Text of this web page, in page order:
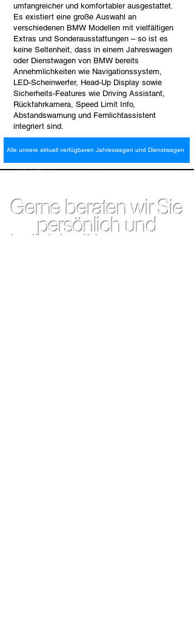
umfangreicher und komfortabler ausgestattet.
Es existiert eine große Auswahl an
verschiedenen BMW Modellen mit vielfältigen
Extras und Sonderausstattungen – so ist es
keine Seltenheit, dass in einem Jahreswagen
oder Dienstwagen von BMW bereits
Annehmlichkeiten wie Navigationssystem,
LED-Scheinwerfer, Head-Up Display sowie
Sicherheits-Features wie Driving Assistant,
Rückfahrkamera, Speed Limit Info,
Abstandswarnung und Fernlichtassistent
integriert sind.
Alle unsere aktuell verfügbaren Jahreswagen und Dienstwagen
Gerne beraten wir Sie
persönlich und
individuell in unserem